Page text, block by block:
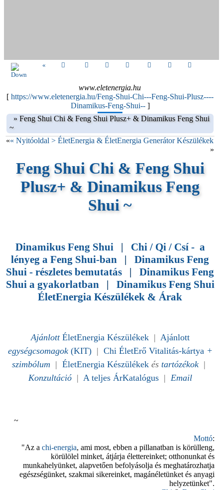
«
www.eletenergia.hu
[ https://www.eletenergia.hu/Feng-Shui-Chi---Feng-Shui-Plusz----
Dinamikus-Feng-Shui--]
» Feng Shui Chi & Feng Shui Plusz+ & Dinamikus Feng Shui
~
«« Nyitóoldal > ÉletEnergia & ÉletEnergia Generátor Készülékek
»
Feng Shui Chi & Feng Shui
Plusz+ & Dinamikus Feng
Shui ~
Dinamikus Feng Shui | Chi / Qi / Csí - a
lényeg a Feng Shui-ban | Dinamikus Feng
Shui - részletes bemutatás | Dinamikus Feng
Shui a gyakorlatban | Dinamikus Feng Shui
ÉletEnergia Készülékek & Árak
Ajánlott ÉletEnergia Készülékek| Ajánlott
egységcsomagok (KIT)| Chi ÉletErő Vitalitás-kártya +
szimbólum | ÉletEnergia Készülékek és tartózékok |
Konzultáció| A teljes ÁrKatalógus| Email
~
Mottó:
"Az a chi-energia, ami most, ebben a pillanatban is körülleng,
körülölel minket, átjárja élettereinket; otthonunkat és
munkahelyünket, alapvetően befolyásolja és meghatározhatja
egészségünket, szakmai sikereinket, magánéletünket és anyagi
helyzetünket".